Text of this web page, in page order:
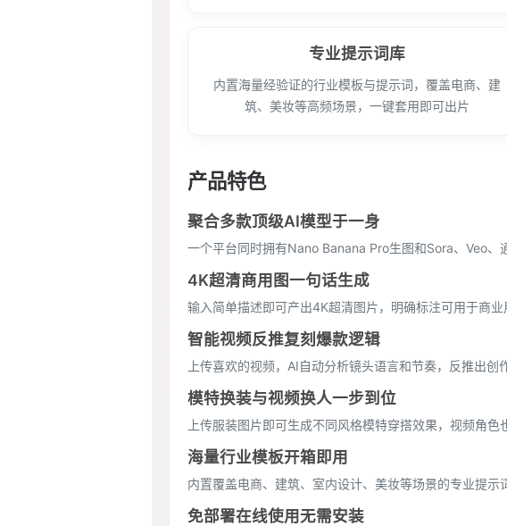
专业提示词库
内置海量经验证的行业模板与提示词，覆盖电商、建
筑、美妆等高频场景，一键套用即可出片
产品特色
聚合多款顶级AI模型于一身
一个平台同时拥有Nano Banana Pro生图和Sora、Veo
4K超清商用图一句话生成
输入简单描述即可产出4K超清图片，明确标注可用于商
智能视频反推复刻爆款逻辑
上传喜欢的视频，AI自动分析镜头语言和节奏，反推出
模特换装与视频换人一步到位
上传服装图片即可生成不同风格模特穿搭效果，视频角
海量行业模板开箱即用
内置覆盖电商、建筑、室内设计、美妆等场景的专业提
免部署在线使用无需安装